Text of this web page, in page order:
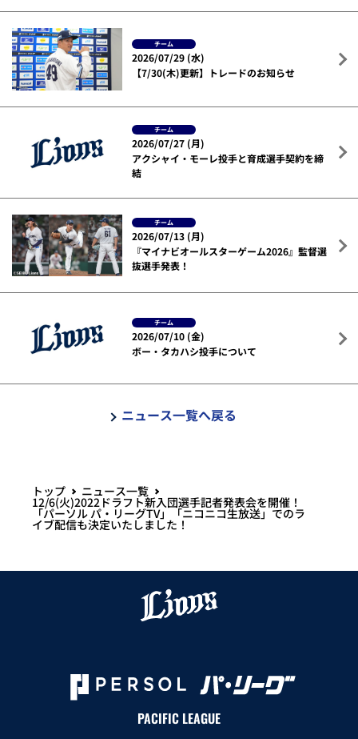
チーム
2026/07/29 (水)
【7/30(木)更新】トレードのお知らせ
チーム
2026/07/27 (月)
アクシャイ・モーレ投手と育成選手契約を締
結
チーム
2026/07/13 (月)
『マイナビオールスターゲーム2026』監督選
抜選手発表！
チーム
2026/07/10 (金)
ボー・タカハシ投手について
ニュース一覧へ戻る
トップ ニュース一覧
12/6(火)2022ドラフト新入団選手記者発表会を開催！
「パーソル パ・リーグTV」「ニコニコ生放送」でのラ
イブ配信も決定いたしました！
PACIFIC LEAGUE